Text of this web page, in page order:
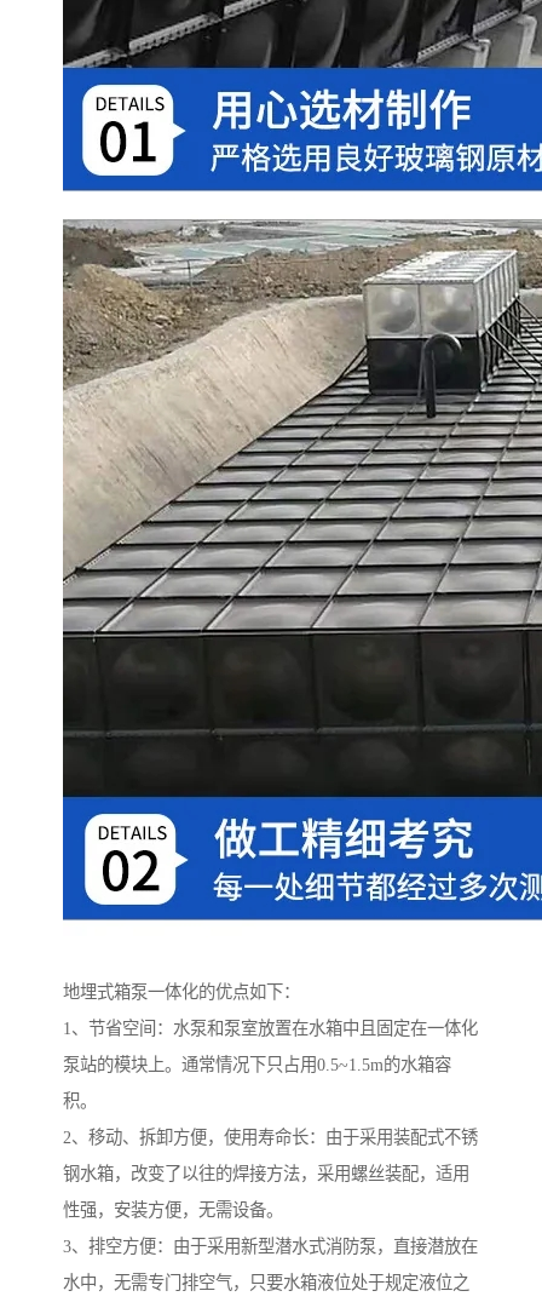
地埋式箱泵一体化的优点如下：
1、节省空间：水泵和泵室放置在水箱中且固定在一体化
泵站的模块上。通常情况下只占用0.5~1.5m的水箱容
积。
2、移动、拆卸方便，使用寿命长：由于采用装配式不锈
钢水箱，改变了以往的焊接方法，采用螺丝装配，适用
性强，安装方便，无需设备。
3、排空方便：由于采用新型潜水式消防泵，直接潜放在
水中，无需专门排空气，只要水箱液位处于规定液位之